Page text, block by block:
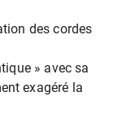
des cordes
» avec sa
exagéré la